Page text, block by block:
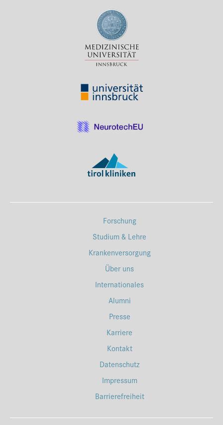
Forschung
Studium & Lehre
Krankenversorgung
Über uns
Internationales
Alumni
Presse
Karriere
Kontakt
Datenschutz
Impressum
Barrierefreiheit